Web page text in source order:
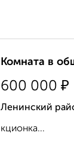
Комната в
600 000 ₽
Ленинский
кционка...